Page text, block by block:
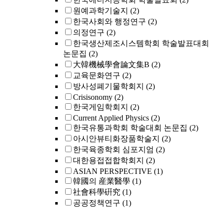
원예과학기술지 (2)
한국사회와 행정연구 (2)
의정연구 (2)
한국생산제조시스템학회 학술발표대회
논문집 (2)
大韓機械學會論文集B (2)
교육문화연구 (2)
방사성폐기물학회지 (2)
Crisisonomy (2)
한국게임학회지 (2)
Current Applied Physics (2)
한국유통과학회 학술대회 논문집 (2)
아시안뷰티화장품학술지 (2)
한국육종학회 심포지엄 (2)
대한용접접합학회지 (2)
ASIAN PERSPECTIVE (1)
韓國의 産業醫學 (1)
社會科學硏究 (1)
공공정책연구 (1)